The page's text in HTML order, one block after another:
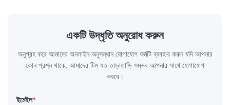
একটি উদ্ধৃতি অনুরোধ করুন
অনুগ্রহ করে আমাদের অনলাইন অনুসন্ধান যোগাযোগ ফর্মটি ব্যবহার করুন যদি আপনার
কোন প্রশ্ন থাকে, আমাদের টিম যত তাড়াতাড়ি সম্ভব আপনার সাথে যোগাযোগ
করবে।
ইমেইল*